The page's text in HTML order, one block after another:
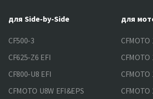
для Side-by-Side
CF500-3
CF625-Z6 EFI
CF800-U8 EFI
CFMOTO U8W EFI&EPS
для
CFMOTO
CFMOTO
CFMOTO
CFMOTO